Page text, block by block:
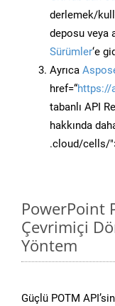
derlemek/
deposu veya
Sürümler‘e
Ayrıca
href=“https://
tabanlı API
hakkında
.cloud/cells/
PowerPoint
Çevrimiçi
Yöntem
Güçlü POTM